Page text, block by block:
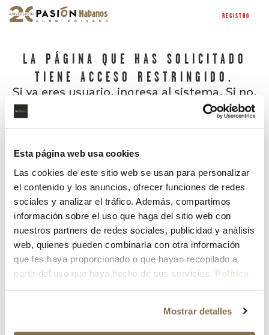
Esta página web usa cookies
Las cookies de este sitio web se usan para personalizar
el contenido y los anuncios, ofrecer funciones de redes
sociales y analizar el tráfico. Además, compartimos
información sobre el uso que haga del sitio web con
nuestros partners de redes sociales, publicidad y análisis
web, quienes pueden combinarla con otra información
que les haya proporcionado o que hayan recopilado a
partir del uso que haya hecho de sus servicios. Política
Mostrar detalles
REGISTRO
LA PÁGINA QUE HAS SOLICITADO
TIENE ACCESO RESTRINGIDO.
Si ya eres usuario, ingresa al sistema. Si no,
¿Has olvidado tu contraseña?